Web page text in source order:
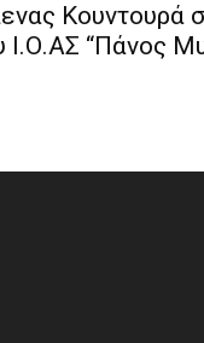
Κουντουρά
Ι.Ο.ΑΣ “Πάνος